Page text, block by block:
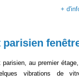
+
parisien, au premier
vibrations de